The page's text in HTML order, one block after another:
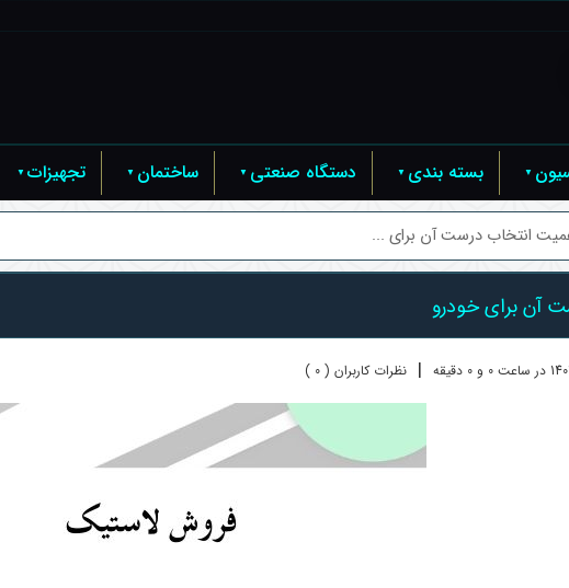
بسته بندی دستگاه صنعتی ساختمان تجهیزات
انتخاب درست آن برای ...
آن برای خودرو
| نظرات کاربران ( 0 )